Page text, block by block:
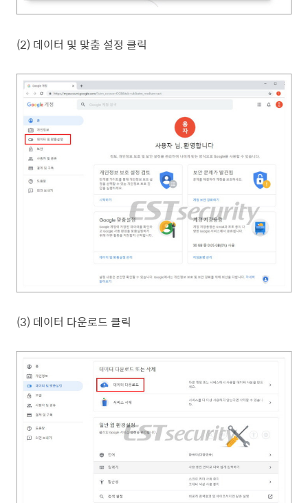
(2) 데이터 및 맟춤 설정 클릭
(3) 데이터 다운로드 클릭